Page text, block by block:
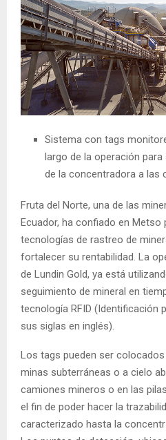
Sistema con tags
largo de la operación
de la concentradora a las
Fruta del Norte, una de las
Ecuador, ha confiado en Metso
tecnologías de rastreo de
fortalecer su rentabilidad. La
de Lundin Gold, ya está
seguimiento de mineral en
tecnología RFID (Identificación
sus siglas en inglés).
Los tags pueden ser
minas subterráneas o a cielo
camiones mineros o en las
el fin de poder hacer la
caracterizado hasta la